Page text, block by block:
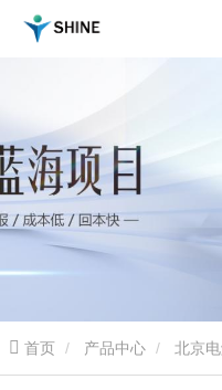
首页 产品中心 北京